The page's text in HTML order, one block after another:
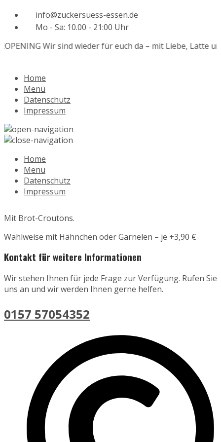
info@zuckersuess-essen.de
Mo - Sa: 10.00 - 21:00 Uhr
Wir sind wieder für euch da – mit Liebe, Latte
Home
Menü
Datenschutz
Impressum
Home
Menü
Datenschutz
Impressum
Mit Brot-Croutons.
Wahlweise mit Hähnchen oder Garnelen – je +3,90 €
Kontakt für weitere Informationen
Wir stehen Ihnen für jede Frage zur Verfügung. Rufen Sie
uns an und wir werden Ihnen gerne helfen.
0157 57054352